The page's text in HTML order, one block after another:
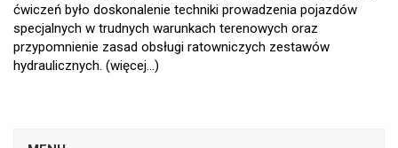
ćwiczeń było doskonalenie techniki prowadzenia pojazdów
specjalnych w trudnych warunkach terenowych oraz
przypomnienie zasad obsługi ratowniczych zestawów
hydraulicznych. (więcej…)